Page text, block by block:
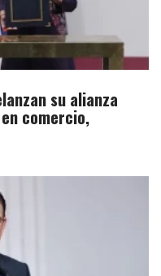
su alianza
comercio,